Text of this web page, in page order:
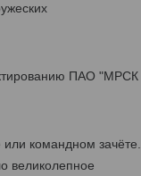
ПАО "МРСК
командном зачёте.
великолепное